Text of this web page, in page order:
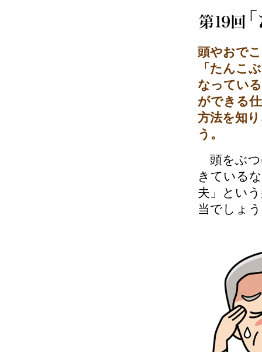
頭やおで
「たんこ
なってい
ができる
方法を知
う。
頭をぶつ
きている
夫」とい
当でしょ